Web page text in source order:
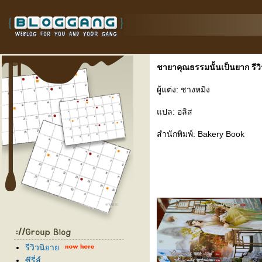
รีวิวนิยา
ชายาคุณธรรมนั้นเป็นยาก รีวิ
ผู้แต่ง: ชางหมิง
ปล: อลิส
สำนักพิมพ์: Bakery Book